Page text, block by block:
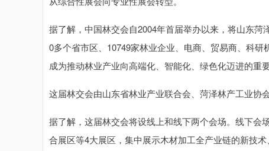
据了解，中国林交会自2004年首届举办以来，将山东
0多个省市区、10749家林业企业、电商、贸易商、科
成为推动林业产业向高端化、智能化、绿色化迈进的重要
这届林交会由山东省林业产业联合会、菏泽林产工业协
据了解，这届林交会将设线上和线下两个会场。线下会
合展区等4大展区，集中展示木材加工全产业链的新技